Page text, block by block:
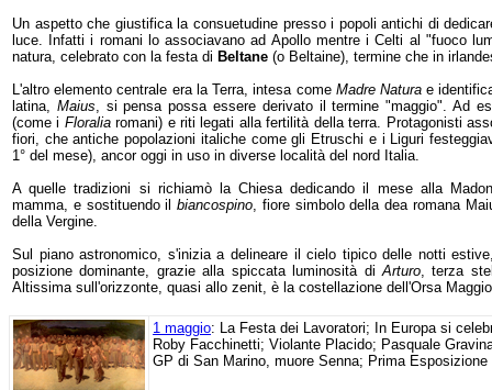
Un aspetto che giustifica la consuetudine presso i popoli antichi di
luce. Infatti i romani lo associavano ad Apollo mentre i Celti al "fuoco
natura, celebrato con la festa di Beltane (o Beltaine), termine che in
L'altro elemento centrale era la Terra, intesa come Madre Natura e
latina, Maius, si pensa possa essere derivato il termine "maggio". Ad
(come i Floraliaromani) e riti legati alla fertilità della terra. Protagonisti
fiori, che antiche popolazioni italiche come gli Etruschi e i Liguri
1° del mese), ancor oggi in uso in diverse località del nord Italia.
A quelle tradizioni si richiamò la Chiesa dedicando il mese alla
mamma, e sostituendo il biancospino, fiore simbolo della dea romana
della Vergine.
Sul piano astronomico, s'inizia a delineare il cielo tipico delle notti
posizione dominante, grazie alla spiccata luminosità diArturo, terza
Altissima sull'orizzonte, quasi allo zenit, è la costellazione dell'Orsa
1 maggio: La Festa dei Lavoratori; In Europa si
Roby Facchinetti; Violante Placido; Pasquale
GP di San Marino, muore Senna; Prima